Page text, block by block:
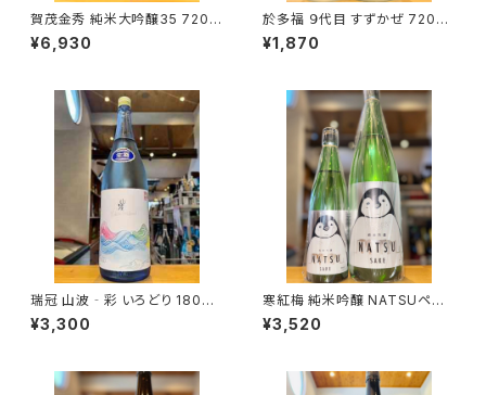
賀茂金秀 純米大吟醸35 720m
l１本（金光酒造・広島県東広島
市黒瀬町）
¥6,930
於多福 ９代目 すずかぜ 720ml
１本（柄酒造・広島県東広島市安
芸津町）
¥1,870
瑞冠 山波‐彩 いろどり 1800
ml１本（山岡酒造・広島県三次
市甲奴町）
¥3,300
寒紅梅 純米吟醸 NATSUペン
ギン 1800ml１本（寒紅梅酒造・
三重県津市栗真中山町）
¥3,520